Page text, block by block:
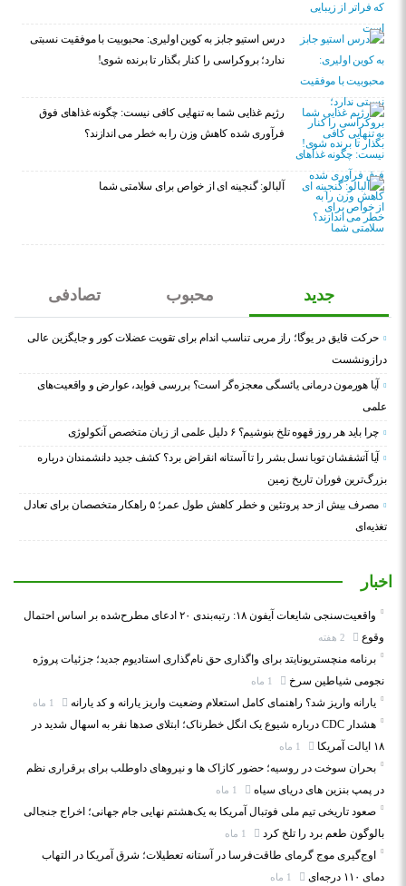
درس استیو جابز به کوین اولیری: محبوبیت با موفقیت نسبتی
ندارد؛ بروکراسی را کنار بگذار تا برنده شوی!
رژیم غذایی شما به تنهایی کافی نیست: چگونه غذاهای فوق
فرآوری شده کاهش وزن را به خطر می اندازند؟
آلبالو: گنجینه ای از خواص برای سلامتی شما
جدید محبوب تصادفی
حرکت قایق در یوگا؛ راز مربی تناسب اندام برای تقویت عضلات کور و جایگزین عالی
درازونشست
آیا هورمون درمانی یائسگی معجزه‌گر است؟ بررسی فواید، عوارض و واقعیت‌های
علمی
چرا باید هر روز قهوه تلخ بنوشیم؟ ۶ دلیل علمی از زبان متخصص آنکولوژی
آیا آتشفشان توبا نسل بشر را تا آستانه انقراض برد؟ کشف جدید دانشمندان درباره
بزرگ‌ترین فوران تاریخ زمین
مصرف بیش از حد پروتئین و خطر کاهش طول عمر؛ ۵ راهکار متخصصان برای تعادل
تغذیه‌ای
اخبار
واقعیت‌سنجی شایعات آیفون ۱۸: رتبه‌بندی ۲۰ ادعای مطرح‌شده بر اساس احتمال
وقوع
برنامه منچستریونایتد برای واگذاری حق نام‌گذاری استادیوم جدید؛ جزئیات پروژه
نجومی شیاطین سرخ
یارانه واریز شد؟ راهنمای کامل استعلام وضعیت واریز یارانه و کد یارانه
هشدار CDC درباره شیوع یک انگل خطرناک؛ ابتلای صدها نفر به اسهال شدید در
۱۸ ایالت آمریکا
بحران سوخت در روسیه؛ حضور کازاک‌ ها و نیروهای داوطلب برای برقراری نظم
در پمپ بنزین‌ های دریای سیاه
صعود تاریخی تیم ملی فوتبال آمریکا به یک‌هشتم نهایی جام جهانی؛ اخراج جنجالی
بالوگون طعم برد را تلخ کرد
اوج‌گیری موج گرمای طاقت‌فرسا در آستانه تعطیلات؛ شرق آمریکا در التهاب
دمای ۱۱۰ درجه‌ای